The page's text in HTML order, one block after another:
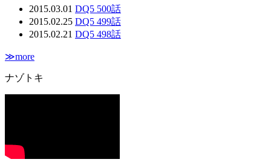
2015.03.01 DQ5 500話
2015.02.25 DQ5 499話
2015.02.21 DQ5 498話
≫more
ナゾトキ